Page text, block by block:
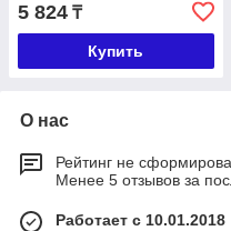
5 824 ₸
Купить
О нас
Рейтинг не
Менее 5 отзывов за
Работает с 10.01.2018